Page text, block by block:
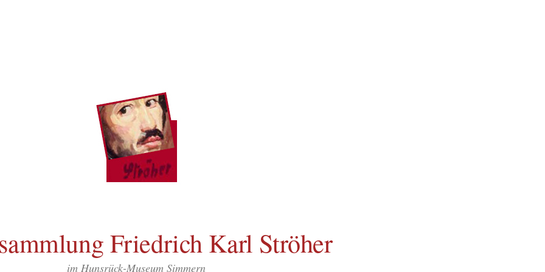
Friedrich Karl Ströher
im Hunsrück-Museum Simmern